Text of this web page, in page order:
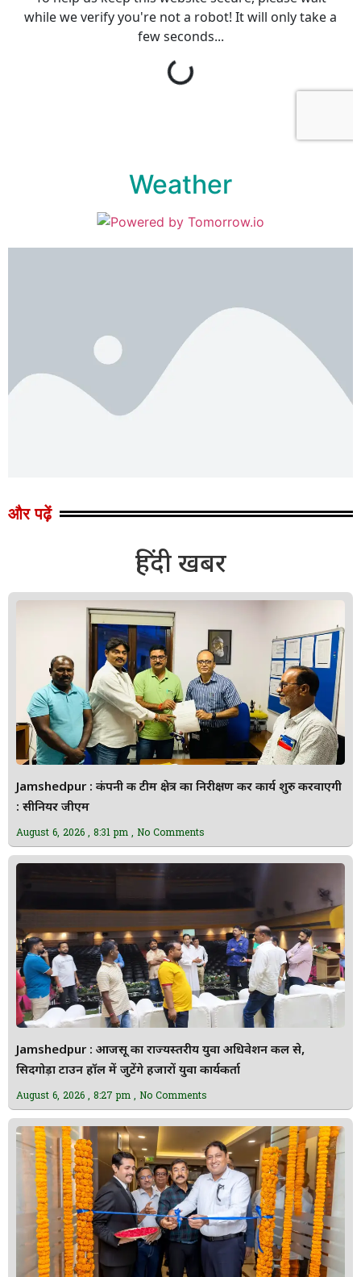
Weather
और पढ़ें
हिंदी खबर
Jamshedpur : कंपनी की टीम क्षेत्र का निरीक्षण कर कार्य शुरु करवाएगी
: सीनियर जीएम
August 6, 2026 8:31 pm No Comments
Jamshedpur : आजसू का राज्यस्तरीय युवा अधिवेशन कल से,
सिदगोड़ा टाउन हॉल में जुटेंगे हजारों युवा कार्यकर्ता
August 6, 2026 8:27 pm No Comments